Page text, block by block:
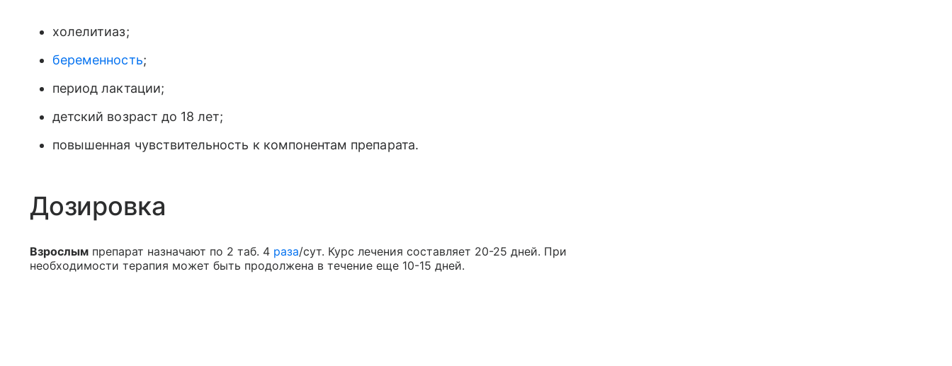
холелитиаз;
беременность;
период лактации;
детский возраст до 18 лет;
повышенная чувствительность к компонентам препарата.
Дозировка
Взрослым препарат назначают по 2 таб. 4 раза/сут. Курс лечения составляет 20-25 дней. При
необходимости терапия может быть продолжена в течение еще 10-15 дней.